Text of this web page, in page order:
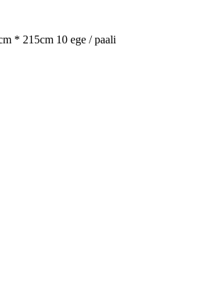
* 215cm 10 ege / paali